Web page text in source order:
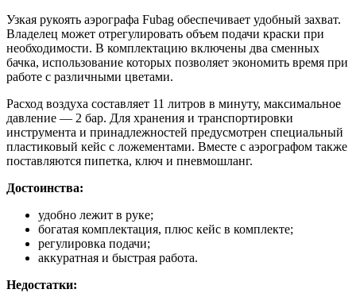
Узкая рукоять аэрографа Fubag обеспечивает удобный захват.
Владелец может отрегулировать объем подачи краски при
необходимости. В комплектацию включены два сменных
бачка, использование которых позволяет экономить время при
работе с различными цветами.
Расход воздуха составляет 11 литров в минуту, максимальное
давление — 2 бар. Для хранения и транспортировки
инструмента и принадлежностей предусмотрен специальный
пластиковый кейс с ложементами. Вместе с аэрографом также
поставляются пипетка, ключ и пневмошланг.
Достоинства:
удобно лежит в руке;
богатая комплектация, плюс кейс в комплекте;
регулировка подачи;
аккуратная и быстрая работа.
Недостатки: